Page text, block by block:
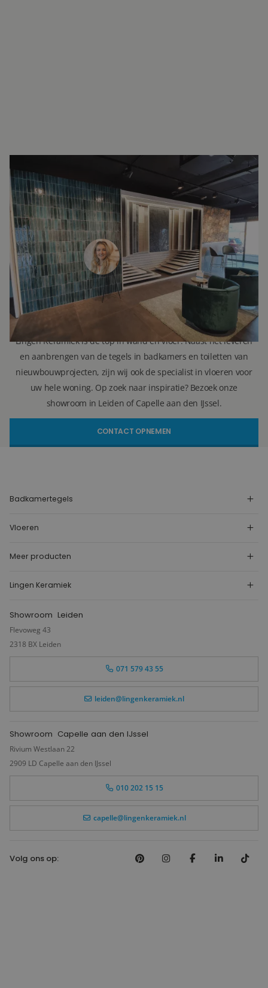
INTERESSE? LAAT UW GEGEVENS ACHTER EN
WE ZIEN U SNEL IN DE SHOWROOM!
Janine Vermaas
Verkoopadviseur
071 579 43 55
(Leiden)
010 202 15 15
(Capelle aan den IJssel)
info@lingenkeramiek.nl
Lingen Keramiek is de top in wand en vloer. Naast het leveren
en aanbrengen van de tegels in badkamers en toiletten van
nieuwbouwprojecten, zijn wij ook de specialist in vloeren voor
uw hele woning. Op zoek naar inspiratie? Bezoek onze
showroom in Leiden of Capelle aan den IJssel.
CONTACT OPNEMEN
Badkamertegels
Vloeren
Meer producten
Lingen Keramiek
Showroom Leiden
Flevoweg 43
2318 BX Leiden
071 579 43 55
leiden@lingenkeramiek.nl
Showroom Capelle aan den IJssel
Rivium Westlaan 22
2909 LD Capelle aan den IJssel
010 202 15 15
capelle@lingenkeramiek.nl
Volg ons op: